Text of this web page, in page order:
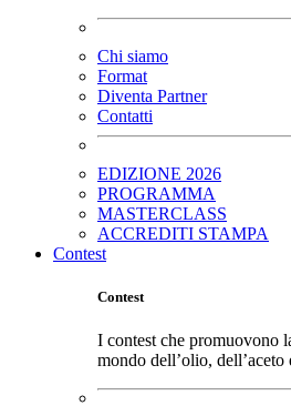
Chi siamo
Format
Diventa Partner
Contatti
EDIZIONE 2026
PROGRAMMA
MASTERCLASS
ACCREDITI STAMPA
Contest
Contest
I contest che promuovono
mondo dell’olio,